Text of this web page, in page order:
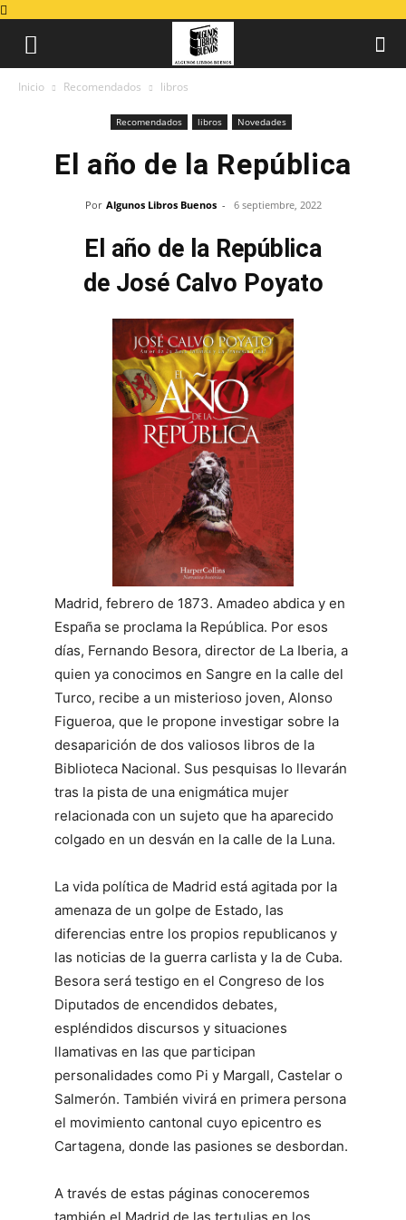
Inicio Recomendados libros
Recomendados libros Novedades
El año de la República
Por Algunos Libros Buenos - 6 septiembre, 2022
El año de la República
de José Calvo Poyato
Madrid, febrero de 1873. Amadeo abdica y en
España se proclama la República. Por esos
días, Fernando Besora, director de La Iberia, a
quien ya conocimos en Sangre en la calle del
Turco, recibe a un misterioso joven, Alonso
Figueroa, que le propone investigar sobre la
desaparición de dos valiosos libros de la
Biblioteca Nacional. Sus pesquisas lo llevarán
tras la pista de una enigmática mujer
relacionada con un sujeto que ha aparecido
colgado en un desván en la calle de la Luna.
La vida política de Madrid está agitada por la
amenaza de un golpe de Estado, las
diferencias entre los propios republicanos y
las noticias de la guerra carlista y la de Cuba.
Besora será testigo en el Congreso de los
Diputados de encendidos debates,
espléndidos discursos y situaciones
llamativas en las que participan
personalidades como Pi y Margall, Castelar o
Salmerón. También vivirá en primera persona
el movimiento cantonal cuyo epicentro es
Cartagena, donde las pasiones se desbordan.
A través de estas páginas conoceremos